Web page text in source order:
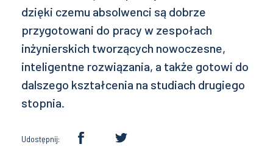
dzięki czemu absolwenci są dobrze
przygotowani do pracy w zespołach
inżynierskich tworzących nowoczesne,
inteligentne rozwiązania, a także gotowi do
dalszego kształcenia na studiach drugiego
stopnia.
Udostępnij: